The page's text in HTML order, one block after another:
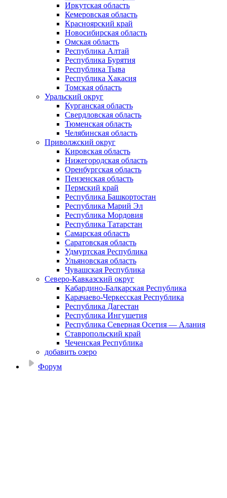
Иркутская область
Кемеровская область
Красноярский край
Новосибирская область
Омская область
Республика Алтай
Республика Бурятия
Республика Тыва
Республика Хакасия
Томская область
Уральский округ
Курганская область
Свердловская область
Тюменская область
Челябинская область
Приволжский округ
Кировская область
Нижегородская область
Оренбургская область
Пензенская область
Пермский край
Республика Башкортостан
Республика Марий Эл
Республика Мордовия
Республика Татарстан
Самарская область
Саратовская область
Удмуртская Республика
Ульяновская область
Чувашская Республика
Северо-Кавказский округ
Кабардино-Балкарская Республика
Карачаево-Черкесская Республика
Республика Дагестан
Республика Ингушетия
Республика Северная Осетия — Алания
Ставропольский край
Чеченская Республика
добавить озеро
Форум